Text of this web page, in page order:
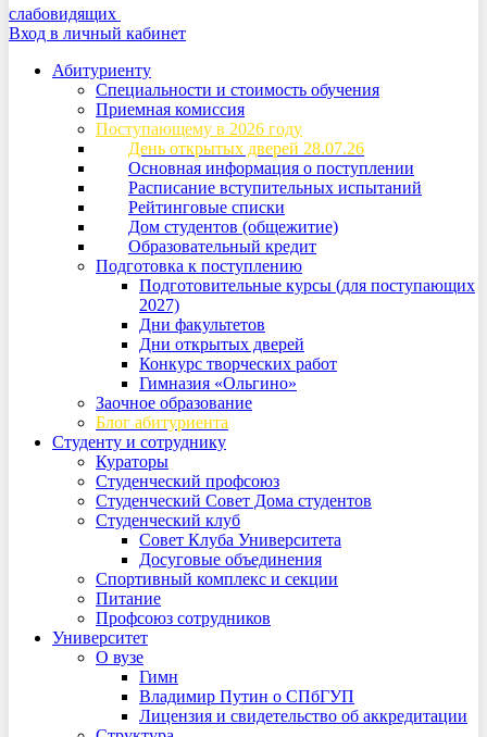
слабовидящих
Вход в личный кабинет
Абитуриенту
Специальности и стоимость обучения
Приемная комиссия
Поступающему в 2026 году
День открытых дверей 28.07.26
Основная информация о поступлении
Расписание вступительных испытаний
Рейтинговые списки
Дом студентов (общежитие)
Образовательный кредит
Подготовка к поступлению
Подготовительные курсы (для поступающих
2027)
Дни факультетов
Дни открытых дверей
Конкурс творческих работ
Гимназия «Ольгино»
Заочное образование
Блог абитуриента
Студенту и сотруднику
Кураторы
Студенческий профсоюз
Студенческий Совет Дома студентов
Студенческий клуб
Совет Клуба Университета
Досуговые объединения
Спортивный комплекс и секции
Питание
Профсоюз сотрудников
Университет
О вузе
Гимн
Владимир Путин о СПбГУП
Лицензия и свидетельство об аккредитации